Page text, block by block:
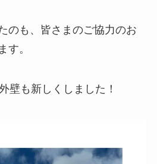
のも、皆さまのご協力のお
す。
壁も新しくしました！